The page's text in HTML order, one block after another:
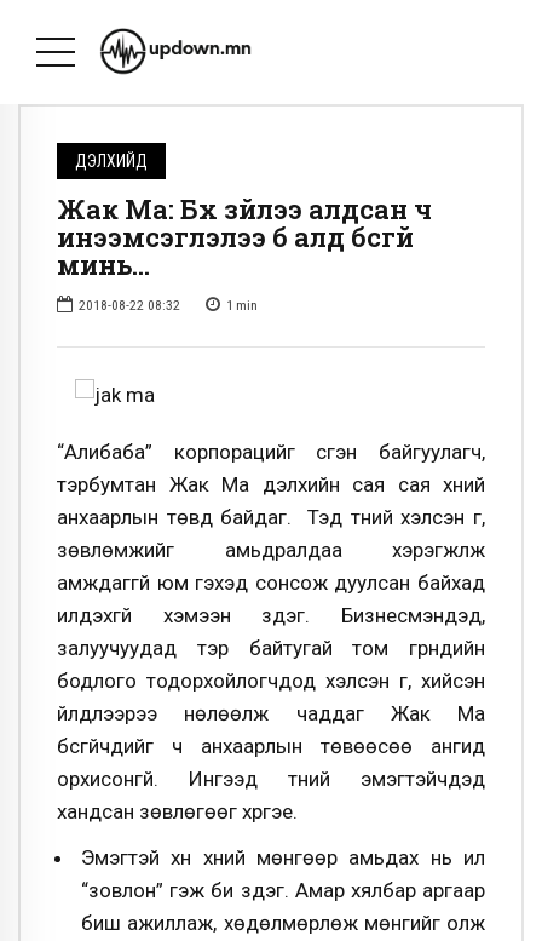
ДЭЛХИЙД
Жак Ма: Бүх зүйлээ алдсан ч
инээмсэглэлээ бүү алд бүсгүй
минь…
2018-08-22 08:32 1 min
“Алибаба” корпорацийг үүсгэн байгуулагч,
тэрбумтан Жак Ма дэлхийн сая сая хүний
анхаарлын төвд байдаг. Тэд түүний хэлсэн үг,
зөвлөмжийг амьдралдаа хэрэгжүүлж
амждаггүй юм гэхэд сонсож дуулсан байхад
илүүдэхгүй хэмээн үздэг. Бизнесмэнүүдэд,
залуучуудад тэр байтугай том гүрнүүдийн
бодлого тодорхойлогчдод хэлсэн үг, хийсэн
үйлдлээрээ нөлөөлж чаддаг Жак Ма
бүсгүйчүүдийг ч анхаарлын төвөөсөө ангид
орхисонгүй. Ингээд түүний эмэгтэйчүүдэд
хандсан зөвлөгөөг хүргэе.
Эмэгтэй хүн хүний мөнгөөр амьдах нь илүү
“зовлон” гэж би үздэг. Амар хялбар аргаар
биш ажиллаж, хөдөлмөрлөж мөнгийг олж